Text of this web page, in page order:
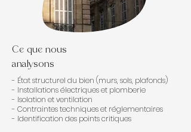
Ce que nous
analysons
- État structurel du bien (murs, sols, plafonds)
- Installations électriques et plomberie
- Isolation et ventilation
- Contraintes techniques et réglementaires
- Identification des points critiques